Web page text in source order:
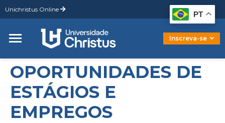
Unichristus Online
Inscreva-se
Graduação
Pós-Graduação
Mestrado
Doutorado
OPORTUNIDADES DE
ESTÁGIOS E
EMPREGOS
PT